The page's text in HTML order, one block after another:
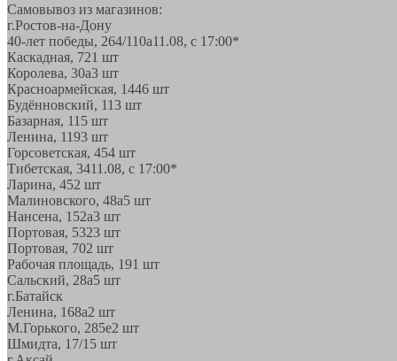
Самовывоз из магазинов:
г.Ростов-на-Дону
40-лет победы, 264/110а11.08, с 17:00*
Каскадная, 721 шт
Королева, 30а3 шт
Красноармейская, 1446 шт
Будённовский, 113 шт
Базарная, 11 5 шт
Ленина, 1193 шт
Горсоветская, 454 шт
Тибетская, 3411.08, с 17:00*
Ларина, 452 шт
Малиновского, 48а5 шт
Нансена, 152а3 шт
Портовая, 5323 шт
Портовая, 702 шт
Рабочая площадь, 191 шт
Сальский, 28a5 шт
г.Батайск
Ленина, 168а2 шт
М.Горького, 285е2 шт
Шмидта, 17/1 5 шт